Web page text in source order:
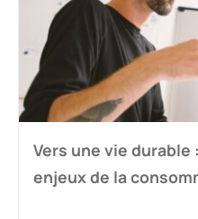
Vers une vie
enjeux de la